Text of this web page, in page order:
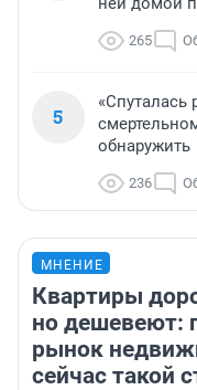
265
5
«Спуталась
обнаружить
236
МНЕНИЕ
Квартиры
но дешевеют:
рынок
сейчас такой